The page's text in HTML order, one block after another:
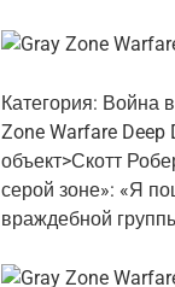
Категория: Война
Zone Warfare
объект>Скотт
серой зоне»: «Я
враждебной